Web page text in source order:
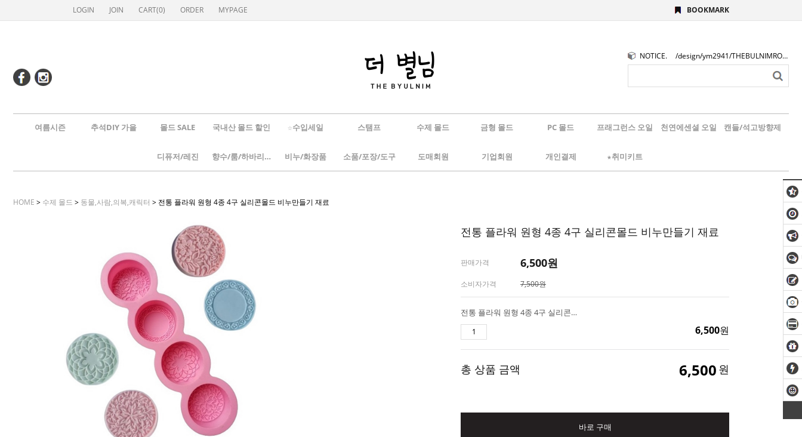
LOGIN JOIN CART(0) ORDER MYPAGE BOOKMARK
NOTICE. /design/ym2941/THEBULNIMROGO.png
여름시즌 추석DIY 가을 몰드 SALE 국내산 몰드 할인 ☆수입세일 스탬프 수제 몰드 금형 몰드 PC 몰드 프래그런스 오일 천연에센셜 오일 캔들/석고방향제
디퓨저/레진 향수/룸/하바리움 비누/화장품 소품/포장/도구 도매회원 기업회원 개인결제 ★취미키트
HOME > 수제 몰드 > 동물,사람,의복,캐릭터 > 전통 플라워 원형 4종 4구 실리콘몰드 비누만들기 재료
전통 플라워 원형 4종 4구 실리콘몰드 비누만들기 재료
판매가격 6,500원
소비자가격 7,500원
전통 플라워 원형 4종 4구 실리콘몰드 비누만들기 재료
6,500원
총 상품 금액 6,500 원
바로 구매